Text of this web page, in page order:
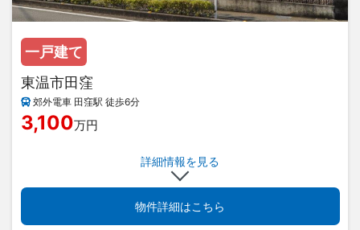
一戸建て
東温市田窪
郊外電車 田窪駅 徒歩6分
3,100万円
詳細情報を見る
物件詳細はこちら